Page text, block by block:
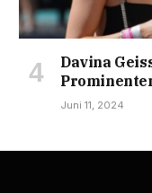
Davina
Juni 11, 2024